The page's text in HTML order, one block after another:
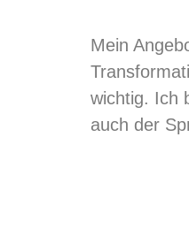
Mein
wichtig. Ich
auch der